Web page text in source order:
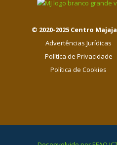
© 2020-2025 Centro
Advertências Jurídicas
Política de Privacidade
Política de Cookies